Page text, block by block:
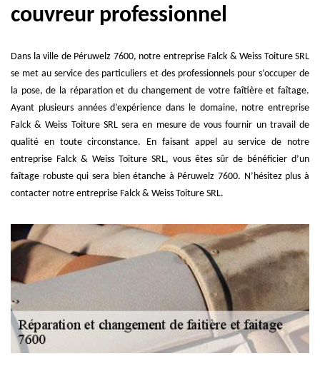
couvreur professionnel
Dans la ville de Péruwelz 7600, notre entreprise Falck & Weiss Toiture SRL
se met au service des particuliers et des professionnels pour s’occuper de
la pose, de la réparation et du changement de votre faîtière et faîtage.
Ayant plusieurs années d’expérience dans le domaine, notre entreprise
Falck & Weiss Toiture SRL sera en mesure de vous fournir un travail de
qualité en toute circonstance. En faisant appel au service de notre
entreprise Falck & Weiss Toiture SRL, vous êtes sûr de bénéficier d’un
faîtage robuste qui sera bien étanche à Péruwelz 7600. N’hésitez plus à
contacter notre entreprise Falck & Weiss Toiture SRL.